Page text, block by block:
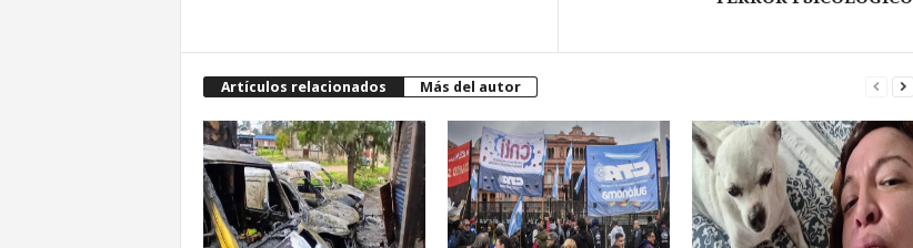
Artículos relacionados Más del autor